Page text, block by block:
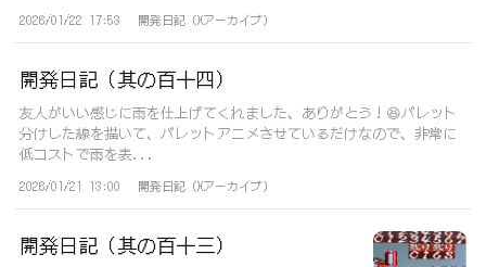
2026/01/22 17:53 開発日記（Xアーカイブ）
開発日記（其の百十四）
友人がいい感じに雨を仕上げてくれました、ありがとう！😆パレット
分けした線を描いて、パレットアニメさせているだけなので、非常に
低コストで雨を表...
2026/01/21 13:00 開発日記（Xアーカイブ）
開発日記（其の百十三）